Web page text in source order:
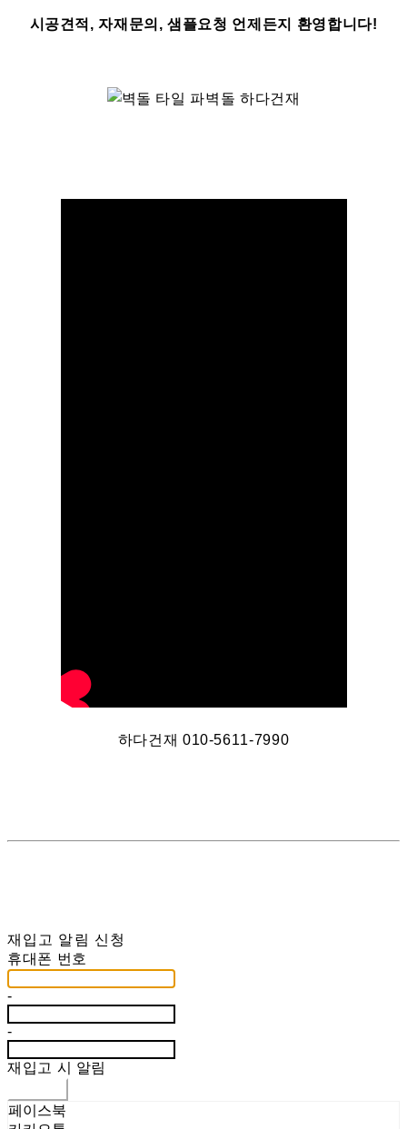
시공견적, 자재문의, 샘플요청 언제든지 환영합니다!
하다건재 010-5611-7990
재입고 알림 신청
휴대폰 번호
-
-
재입고 시 알림
페이스북